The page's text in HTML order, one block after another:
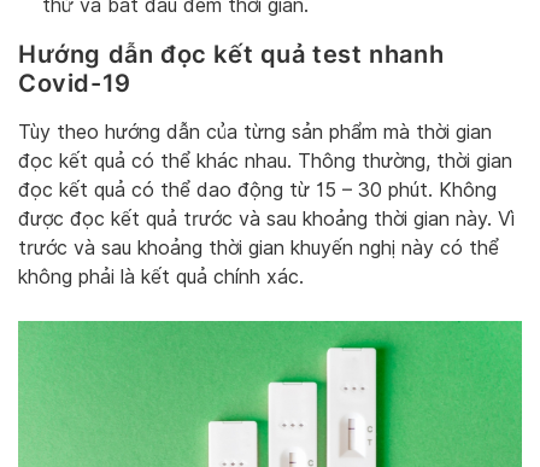
thử và bắt đầu đếm thời gian.
Hướng dẫn đọc kết quả test nhanh
Covid-19
Tùy theo hướng dẫn của từng sản phẩm mà thời gian
đọc kết quả có thể khác nhau. Thông thường, thời gian
đọc kết quả có thể dao động từ 15 – 30 phút. Không
được đọc kết quả trước và sau khoảng thời gian này. Vì
trước và sau khoảng thời gian khuyến nghị này có thể
không phải là kết quả chính xác.